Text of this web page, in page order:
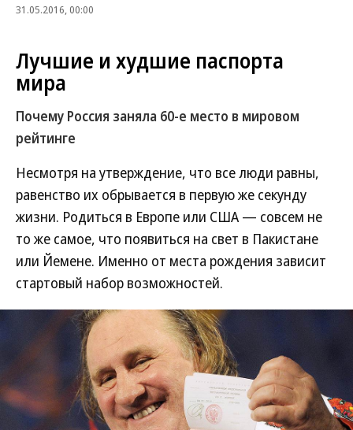
31.05.2016, 00:00
Лучшие и худшие паспорта
мира
Почему Россия заняла 60-е место в мировом
рейтинге
Несмотря на утверждение, что все люди равны,
равенство их обрывается в первую же секунду
жизни. Родиться в Европе или США — совсем не
то же самое, что появиться на свет в Пакистане
или Йемене. Именно от места рождения зависит
стартовый набор возможностей.